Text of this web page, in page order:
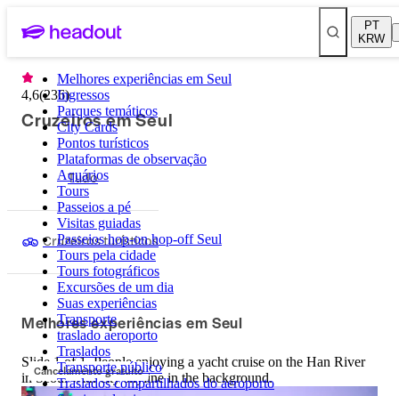
PT
KRW
Melhores experiências em Seul
Ingressos
Parques temáticos
City Cards
Pontos turísticos
Plataformas de observação
Aquários
Tours
Passeios a pé
Visitas guiadas
Passeios hop-on hop-off Seul
Tours pela cidade
Tours fotográficos
Excursões de um dia
Suas experiências
Transporte
traslado aeroporto
Traslados
Transporte público
Traslados compartilhados do aeroporto
4,6(236)
Cruzeiros em Seul
Tudo
Cruzeiros turísticos
Melhores experiências em Seul
Cancelamento gratuito
Slide 1 of 1, People enjoying a yacht cruise on the Han River
in Seoul with city skyline in the background.